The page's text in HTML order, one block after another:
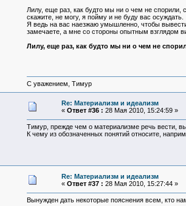
Лилу, еще раз, как будто мы ни о чем не
скажите, не могу, я пойму и не буду вас осуждать.
Я ведь на вас наезжаю умышленно, чтобы
замечаете, а мне со стороны опытным взглядом
Лилу, еще раз, как будто мы ни о чем не
С уважением, Тимур
Re: Материализм и идеализм
« Ответ #36 : 28 Мая 2010, 15:24:59 »
Тимур, прежде чем о материализме речь вести,
К чему из обозначенных понятий относите,
Re: Материализм и идеализм
« Ответ #37 : 28 Мая 2010, 15:27:44 »
Вынужден дать некоторые пояснения всем, кто